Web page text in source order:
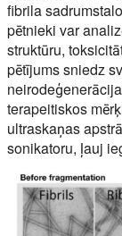
fibrila
pētnieki var
struktūru,
pētījums sniedz
terapeitiskos
ultraskaņas
sonikatoru, ļauj